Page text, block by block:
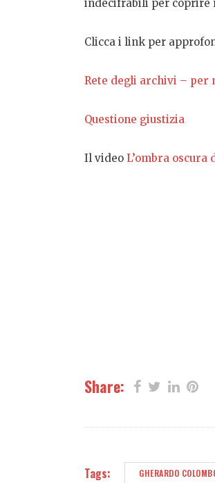
indecifrabili per coprire
Clicca i link per
Rete degli archivi – per
Questione giustizia
Il video L’ombra oscura
Share:
Tags: GHERARDO